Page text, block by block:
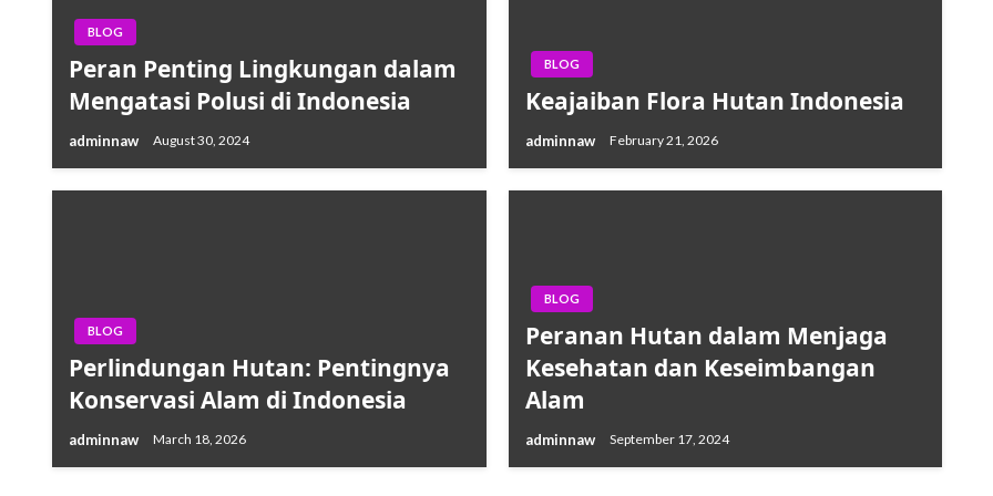
BLOG
Peran Penting Lingkungan dalam
Mengatasi Polusi di Indonesia
adminnaw August 30, 2024
BLOG
Keajaiban Flora Hutan Indonesia
adminnaw February 21, 2026
BLOG
Perlindungan Hutan: Pentingnya
Konservasi Alam di Indonesia
adminnaw March 18, 2026
BLOG
Peranan Hutan dalam Menjaga
Kesehatan dan Keseimbangan
Alam
adminnaw September 17, 2024